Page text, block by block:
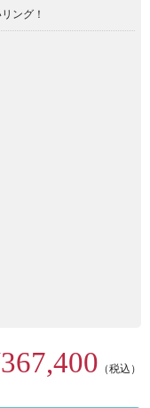
ング！
（税込）